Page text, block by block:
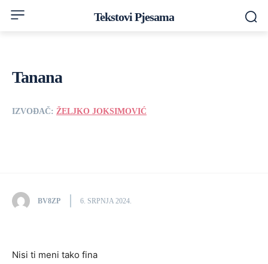
Tekstovi Pjesama
Tanana
IZVOĐAČ: ŽELJKO JOKSIMOVIĆ
BV8ZP 6. SRPNJA 2024.
Nisi ti meni tako fina